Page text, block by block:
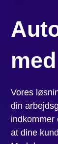
Vores
din
indkommer
at dine